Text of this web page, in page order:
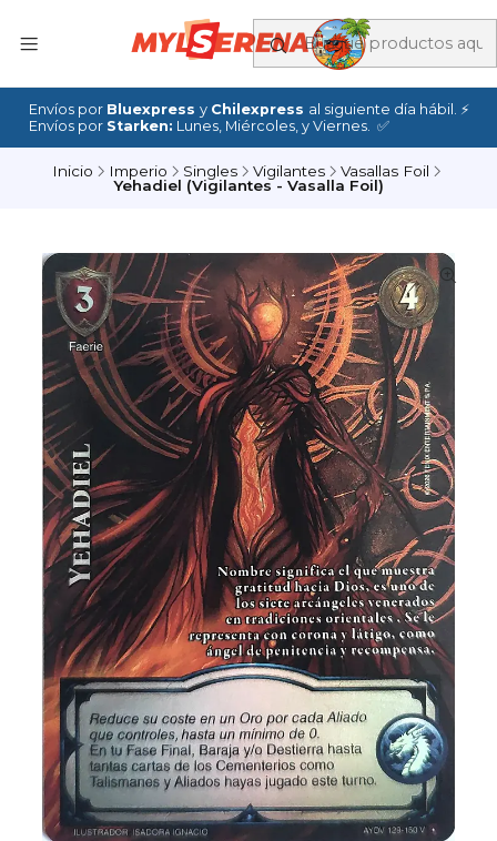
Envíos por Bluexpress y Chilexpress al siguiente día hábil. ⚡
Envíos por Starken: Lunes, Miércoles, y Viernes. ✅
Inicio Imperio Singles Vigilantes
Vasallas Foil
Yehadiel (Vigilantes - Vasalla Foil)